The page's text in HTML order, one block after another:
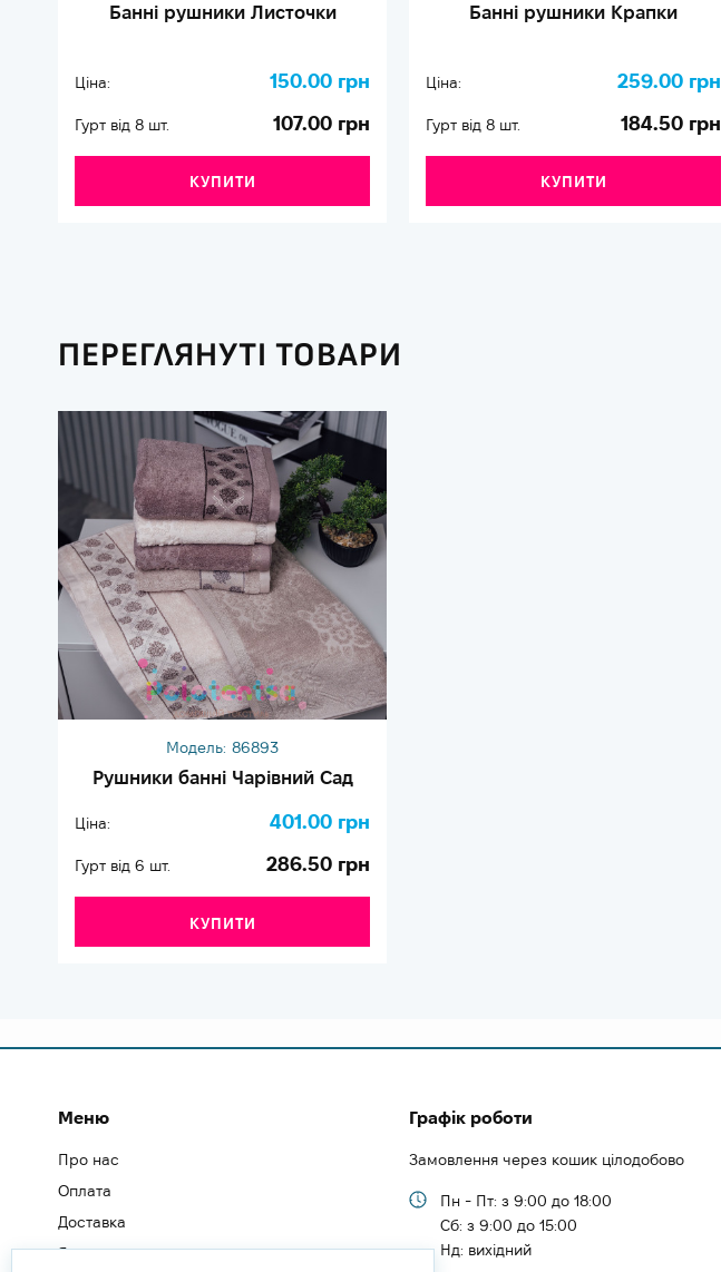
Банні рушники Листочки
Ціна: 150.00 грн
Гурт від 8 шт. 107.00 грн
КУПИТИ
Банні рушники Крапки
Ціна: 259.00 грн
Гурт від 8 шт. 184.50 грн
КУПИТИ
ПЕРЕГЛЯНУТІ ТОВАРИ
Модель: 86893
Рушники банні Чарівний Сад
Ціна: 401.00 грн
Гурт від 6 шт. 286.50 грн
КУПИТИ
Меню
Про нас
Оплата
Доставка
Як замовити
Графік роботи
Замовлення через кошик цілодобово
Пн - Пт: з 9:00 до 18:00
Cб: з 9:00 до 15:00
Нд: вихідний